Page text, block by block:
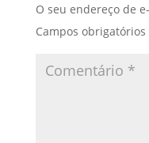
O seu endereço de
Campos